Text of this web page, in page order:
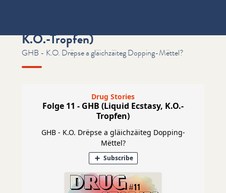
K.O.-Tropfen)
GHB - K.O. Drëpse a gläichzäiteg Dopping-Mëttel?